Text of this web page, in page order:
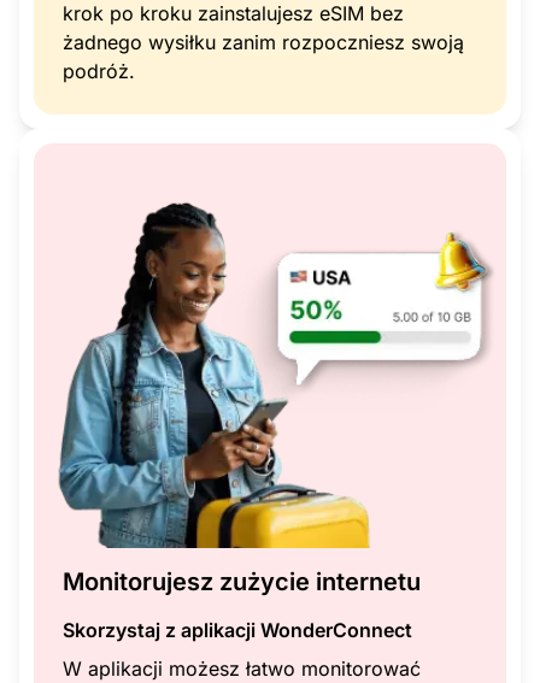
krok po kroku zainstalujesz eSIM bez
żadnego wysiłku zanim rozpoczniesz swoją
podróż.
Monitorujesz zużycie internetu
Skorzystaj z aplikacji WonderConnect
W aplikacji możesz łatwo monitorować